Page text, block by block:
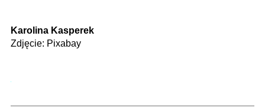
Karolina Kasperek
Zdjęcie: Pixabay